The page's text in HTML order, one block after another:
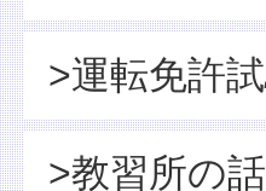
>運転免許
>教習所の話